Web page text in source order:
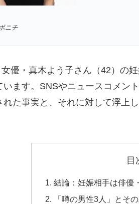
ニチ
優・真木よう子さん（42）の
ます。SNSやニュースコメン
た事実と、それに対して浮上
目
結論：妊娠相手は俳優
「噂の男性3人」とそ